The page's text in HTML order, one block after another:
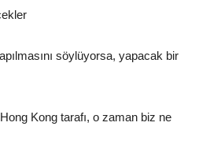
söylüyorsa, yapacak bir
Kong tarafı, o zaman biz ne